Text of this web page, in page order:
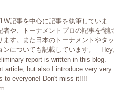
記事を中心に記事を執筆していま
者や、トーナメントプロの記事を翻訳
ます。また日本のトーナメントやタッ
ンについても記載しています。 Hey,
report is written in this blog.
article, but also I introduce very very
to everyone! Don't miss it!!!!